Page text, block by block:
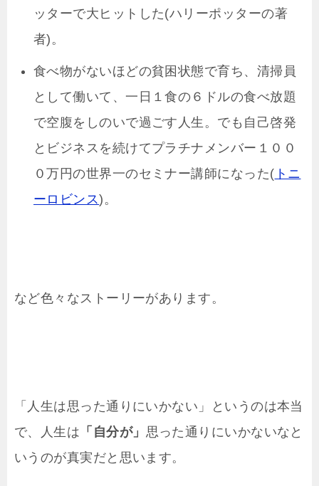
ッターで大ヒットした(ハリーポッターの著
者)。
食べ物がないほどの貧困状態で育ち、清掃員
として働いて、一日１食の６ドルの食べ放題
で空腹をしのいで過ごす人生。でも自己啓発
とビジネスを続けてプラチナメンバー１００
０万円の世界一のセミナー講師になった( トニ
ーロビンス)。
など色々なストーリーがあります。
「人生は思った通りにいかない」というのは本当
で、人生は 「自分が」 思った通りにいかないなと
いうのが真実だと思います。